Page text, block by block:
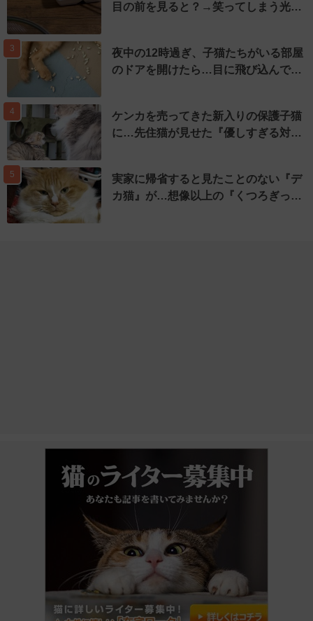
目の前を見ると？→笑ってしまう光…
3
夜中の12時過ぎ、子猫たちがいる部屋
のドアを開けたら…目に飛び込んで…
4
ケンカを売ってきた新入りの保護子猫
に…先住猫が見せた『優しすぎる対…
5
実家に帰省すると見たことのない『デ
カ猫』が…想像以上の『くつろぎっ…